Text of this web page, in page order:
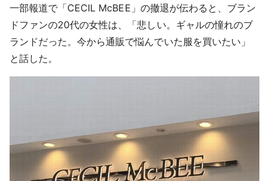
一部報道で「CECIL McBEE」の撤退が伝わると、ブラン
ドファンの20代の女性は、「悲しい。ギャルの憧れのブ
ランドだった。今から通販で悩んでいた服を買いたい」
と話した。